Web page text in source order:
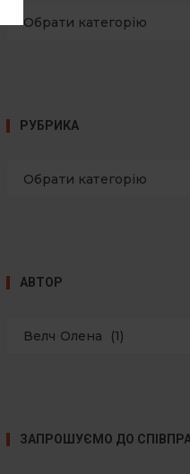
Обрати категорію
РУБРИКА
Обрати категорію
АВТОР
Велч Олена  (1)
ЗАПРОШУЄМО ДО